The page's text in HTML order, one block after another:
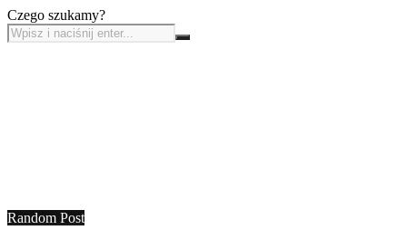
Czego szukamy?
Random Post